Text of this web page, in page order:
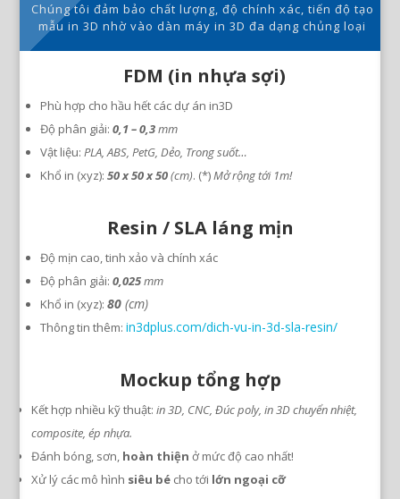
Chúng tôi đảm bảo chất lượng, độ chính xác, tiến độ tạo
mẫu in 3D nhờ vào dàn máy in 3D đa dạng chủng loại
FDM (in nhựa sợi)
Phù hợp cho hầu hết các dự án in3D
Độ phân giải: 0,1 – 0,3mm
Vật liệu:PLA, ABS, PetG, Dẻo, Trong suốt…
Khổ in (xyz):50 x 50 x 50(cm). (*)Mở rộng tới 1m!
Resin / SLA láng mịn
Độ mịn cao, tinh xảo và chính xác
Độ phân giải:0,025mm
Khổ in (xyz):80 (cm)
Thông tin thêm:in3dplus.com/dich-vu-in-3d-sla-resin/
Mockup tổng hợp
Kết hợp nhiều kỹ thuật:in 3D, CNC, Đúc poly, in 3D chuyển nhiệt,
composite, ép nhựa.
Đánh bóng, sơn, hoàn thiện ở mức độ cao nhất!
Xử lý các mô hình siêu bé cho tới lớn ngoại cỡ